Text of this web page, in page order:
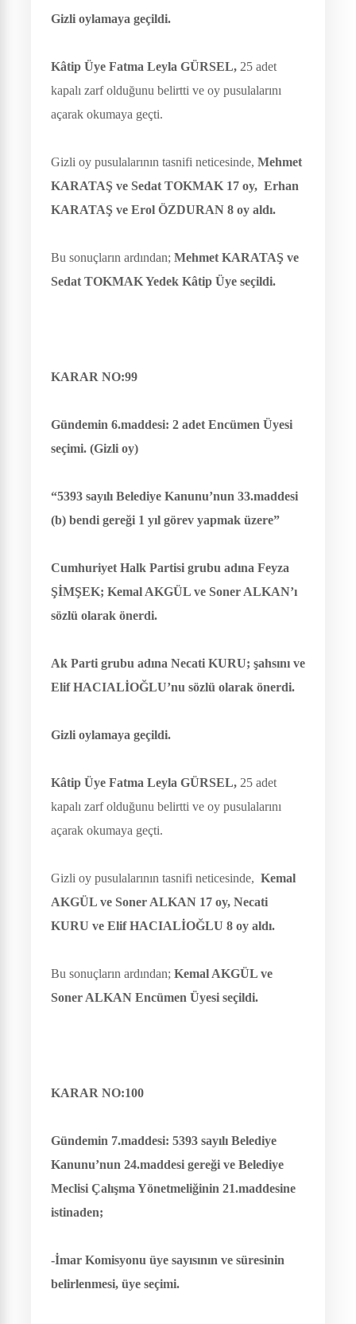
Gizli oylamaya geçildi.
Kâtip Üye Fatma Leyla GÜRSEL, 25 adet
kapalı zarf olduğunu belirtti ve oy pusulalarını
açarak okumaya geçti.
Gizli oy pusulalarının tasnifi neticesinde, Mehmet
KARATAŞ ve Sedat TOKMAK 17 oy, Erhan
KARATAŞ ve Erol ÖZDURAN 8 oy aldı.
Bu sonuçların ardından; Mehmet KARATAŞ ve
Sedat TOKMAK Yedek Kâtip Üye seçildi.
KARAR NO:99
Gündemin 6.maddesi: 2 adet Encümen Üyesi
seçimi. (Gizli oy)
“5393 sayılı Belediye Kanunu’nun 33.maddesi
(b) bendi gereği 1 yıl görev yapmak üzere”
Cumhuriyet Halk Partisi grubu adına Feyza
ŞİMŞEK; Kemal AKGÜL ve Soner ALKAN’ı
sözlü olarak önerdi.
Ak Parti grubu adına Necati KURU; şahsını ve
Elif HACIALİOĞLU’nu sözlü olarak önerdi.
Gizli oylamaya geçildi.
Kâtip Üye Fatma Leyla GÜRSEL, 25 adet
kapalı zarf olduğunu belirtti ve oy pusulalarını
açarak okumaya geçti.
Gizli oy pusulalarının tasnifi neticesinde, Kemal
AKGÜL ve Soner ALKAN 17 oy, Necati
KURU ve Elif HACIALİOĞLU 8 oy aldı.
Bu sonuçların ardından; Kemal AKGÜL ve
Soner ALKAN Encümen Üyesi seçildi.
KARAR NO:100
Gündemin 7.maddesi: 5393 sayılı Belediye
Kanunu’nun 24.maddesi gereği ve Belediye
Meclisi Çalışma Yönetmeliğinin 21.maddesine
istinaden;
-İmar Komisyonu üye sayısının ve süresinin
belirlenmesi, üye seçimi.